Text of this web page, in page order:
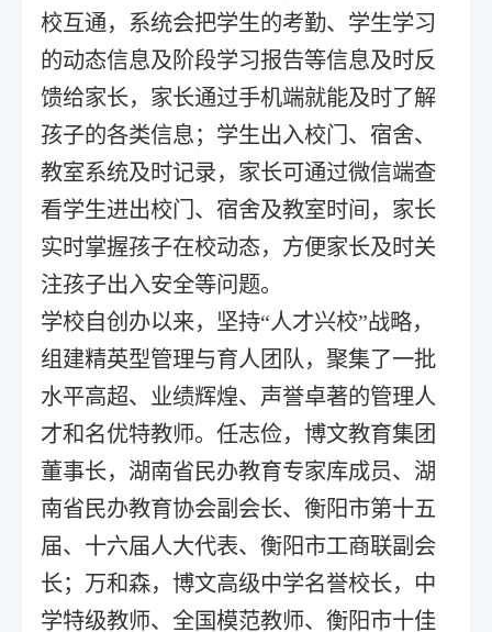
校互通，系统会把学生的考勤、学生学习
的动态信息及阶段学习报告等信息及时反
馈给家长，家长通过手机端就能及时了解
孩子的各类信息；学生出入校门、宿舍、
教室系统及时记录，家长可通过微信端查
看学生进出校门、宿舍及教室时间，家长
实时掌握孩子在校动态，方便家长及时关
注孩子出入安全等问题。
学校自创办以来，坚持“人才兴校”战略，
组建精英型管理与育人团队，聚集了一批
水平高超、业绩辉煌、声誉卓著的管理人
才和名优特教师。任志俭，博文教育集团
董事长，湖南省民办教育专家库成员、湖
南省民办教育协会副会长、衡阳市第十五
届、十六届人大代表、衡阳市工商联副会
长；万和森，博文高级中学名誉校长，中
学特级教师、全国模范教师、衡阳市十佳